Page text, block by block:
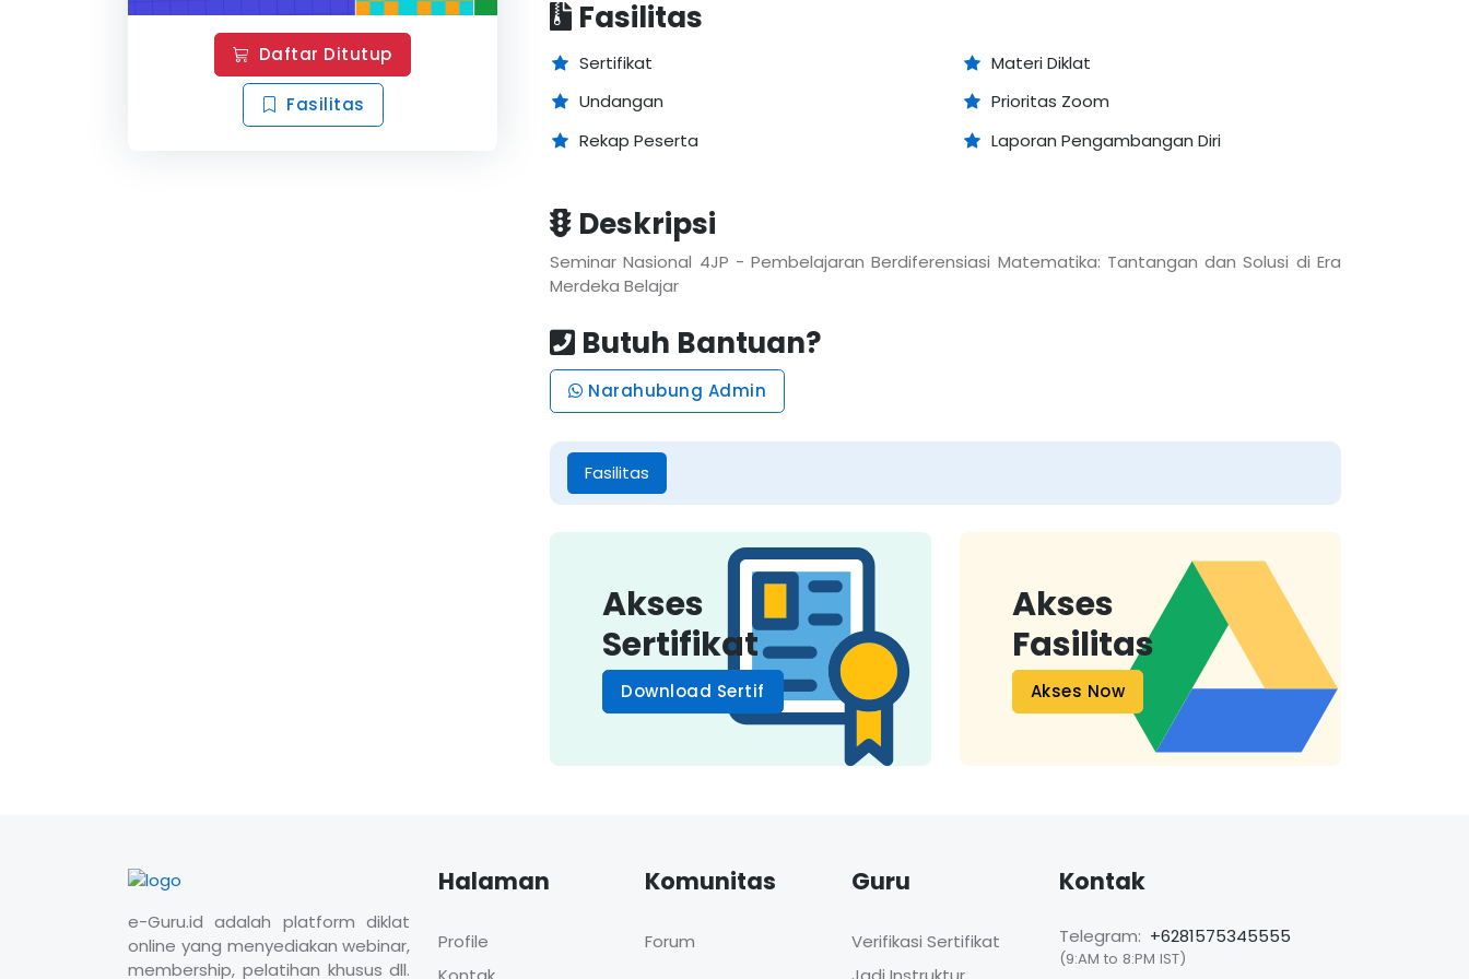
Daftar Ditutup
Fasilitas
Fasilitas
Sertifikat
Undangan
Rekap Peserta
Materi Diklat
Prioritas Zoom
Laporan Pengambangan Diri
Deskripsi
Seminar Nasional 4JP - Pembelajaran Berdiferensiasi Matematika: Tantangan dan Solusi di Era
Merdeka Belajar
Butuh Bantuan?
Narahubung Admin
Fasilitas
Akses
Sertifikat
Download Sertif
Akses
Fasilitas
Akses Now
e-Guru.id adalah platform diklat
online yang menyediakan webinar,
membership, pelatihan khusus dll.
Halaman
Profile
Komunitas
Forum
Guru
Verifikasi Sertifikat
Kontak
Telegram: +6281575345555
(9:AM to 8:PM IST)